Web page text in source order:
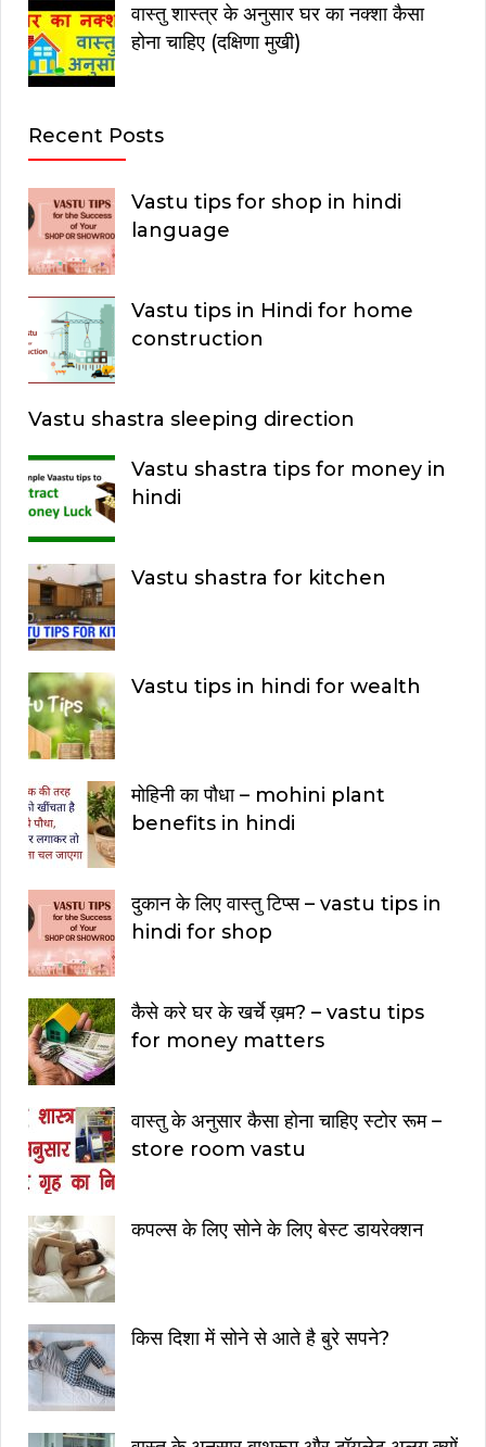
वास्तु शास्त्र के अनुसार घर का नक्शा कैसा
होना चाहिए (दक्षिणा मुखी)
Recent Posts
Vastu tips for shop in hindi
language
Vastu tips in Hindi for home
construction
Vastu shastra sleeping direction
Vastu shastra tips for money in
hindi
Vastu shastra for kitchen
Vastu tips in hindi for wealth
मोहिनी का पौधा – mohini plant
benefits in hindi
दुकान के लिए वास्तु टिप्स – vastu tips in
hindi for shop
कैसे करे घर के खर्चे ख़म? – vastu tips
for money matters
वास्तु के अनुसार कैसा होना चाहिए स्टोर रूम –
store room vastu
कपल्स के लिए सोने के लिए बेस्ट डायरेक्शन
किस दिशा में सोने से आते है बुरे सपने?